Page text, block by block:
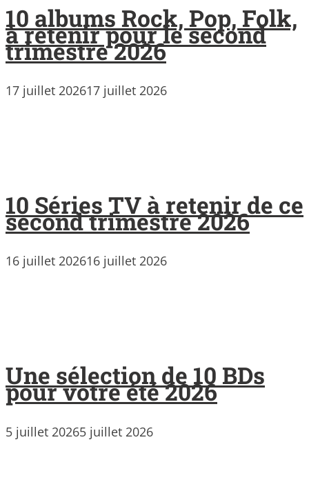
10 albums Rock, Pop, Folk,
à retenir pour le second
trimestre 2026
17 juillet 202617 juillet 2026
10 Séries TV à retenir de ce
second trimestre 2026
16 juillet 202616 juillet 2026
Une sélection de 10 BDs
pour votre été 2026
5 juillet 20265 juillet 2026